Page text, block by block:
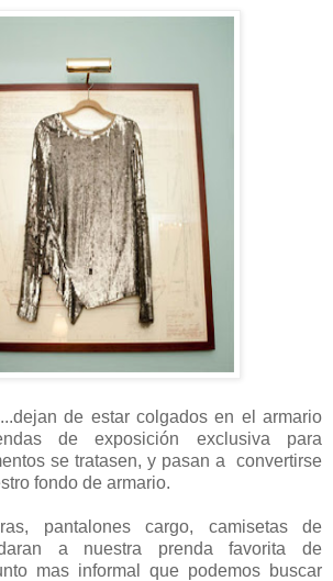
de estar colgados en el armario
de exposición exclusiva para
se tratasen, y pasan a convertirse
fondo de armario.
pantalones cargo, camisetas de
a nuestra prenda favorita de
mas informal que podemos buscar